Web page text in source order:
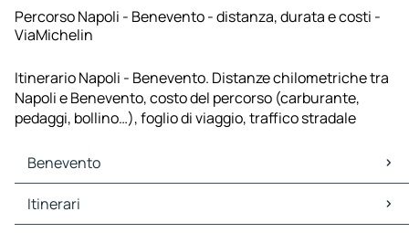
Percorso Napoli - Benevento - distanza, durata e costi -
ViaMichelin
Itinerario Napoli - Benevento. Distanze chilometriche tra
Napoli e Benevento, costo del percorso (carburante,
pedaggi, bollino…), foglio di viaggio, traffico stradale
Benevento
Benevento Mappe Piantine
Benevento Traffico
Itinerari